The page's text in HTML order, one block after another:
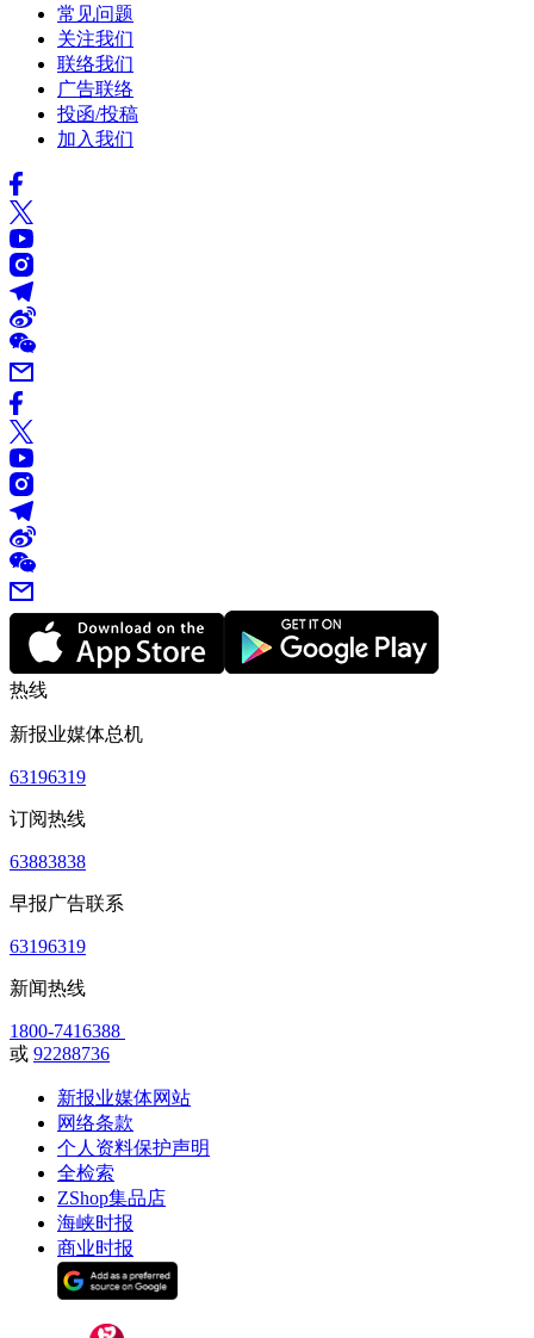
常见问题
关注我们
联络我们
广告联络
投函/投稿
加入我们
热线
新报业媒体总机
63196319
订阅热线
63883838
早报广告联系
63196319
新闻热线
1800-7416388
或 92288736
新报业媒体网站
网络条款
个人资料保护声明
全检索
ZShop集品店
海峡时报
商业时报